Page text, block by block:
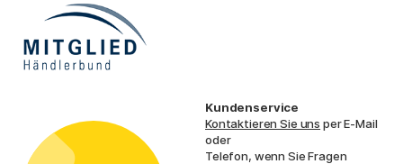
Kundenservice
Kontaktieren Sie uns per E-Mail
oder
Telefon, wenn Sie Fragen